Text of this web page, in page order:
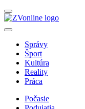
Správy
Šport
Kultúra
Reality
Práca
Počasie